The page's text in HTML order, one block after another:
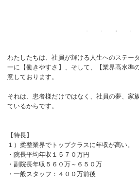
わたしたちは、社員が輝ける人生へのステー
一に【働きやすさ】、そして、【業界高水準
意しております。
それは、患者様だけではなく、社員の夢、家
ているからです。
【特長】
１）柔整業界でトップクラスに年収が高い。
・院長平均年収１５７０万円
・副院長年収５６０万～６５０万
・一般スタッフ：４００万前後